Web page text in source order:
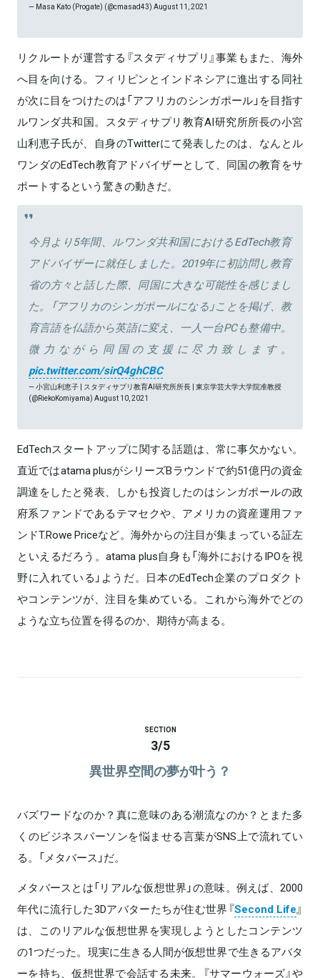
— Masa Kato (Progate) (@cmasad43) August 11, 2021
リクルートが運営する『スタディサプリ』事業もまた、海外
へ目を向ける。フィリピンとインドネシアに進出する同社
が次に目をつけたのは「アフリカのシンガポール」を目指す
ルワンダ共和国。スタディサプリ教育AI研究所所長の小宮
山利恵子氏が、自身のTwitterにて発表したのは、なんとル
ワンダのEdTech教育アドバイザーとして、同国の教育をサ
ポートするという驚きの動きだ。
今月より5年間、ルワンダ共和国におけるEdTech教育
アドバイザーに就任しました。2019年に初訪問し教育
省の方々と話した際、同国に大きな可能性を感じまし
た。「アフリカのシンガポールになる」ことを掲げ、教
育言語を仏語から英語に変え、一人一台PCも整備中。
微力ながら同国の支援に尽力致します。
pic.twitter.com/sirQ4ghCBC
— 小宮山利恵子 | スタディサプリ教育AI研究所所長 | 東京学芸大学大学院准教授
(@RiekoKomiyama) August 10, 2021
EdTechスタートアップに関する話題は、常に事欠かない。
直近ではatama plusがシリーズBラウンドで約51億円の資金
調達をしたと発表、しかも投資したのはシンガポールの政
府系ファンドであるテマセクや、アメリカの資産運用ファ
ンドT.Rowe Priceなど。海外からの注目が集まっている証左
といえるだろう。atama plus自身も「海外におけるIPOを視
野に入れている」ようだ。日本のEdTech企業のプロダクト
やコンテンツが、注目を集めている。これから海外でどの
ような立ち位置を得るのか、期待が高まる。
SECTION
3/5
異世界空間の夢が叶う？
バズワードなのか？真に意味のある潮流なのか？とまた多
くのビジネスパーソンを悩ませる言葉がSNS上で流れてい
る。「メタバース」だ。
メタバースとは「リアルな仮想世界」の意味。例えば、2000
年代に流行した3Dアバターたちが住む世界『Second Life』
は、このリアルな仮想世界を実現しようとしたコンテンツ
の1つだった。現実に生きる人間が仮想世界で生きるアバタ
ーを持ち、仮想世界で会話する未来。『サマーウォーズ』や